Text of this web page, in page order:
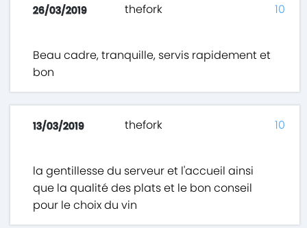
26/03/2019 thefork
Beau cadre, tranquille, servis rapidement et
bon
10
13/03/2019 thefork
la gentillesse du serveur et l'accueil ainsi
que la qualité des plats et le bon conseil
pour le choix du vin
10